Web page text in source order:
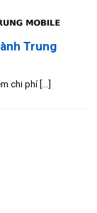
Trung
chi phí [...]